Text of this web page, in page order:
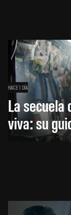
HACE 1 DÍA
La secuela
viva: su